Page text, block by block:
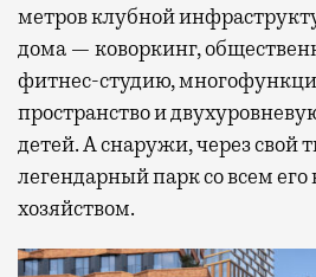
метров клубной
дома — коворкинг,
фитнес-студию,
пространство и
детей. А снаружи, через свой
легендарный парк со всем
хозяйством.